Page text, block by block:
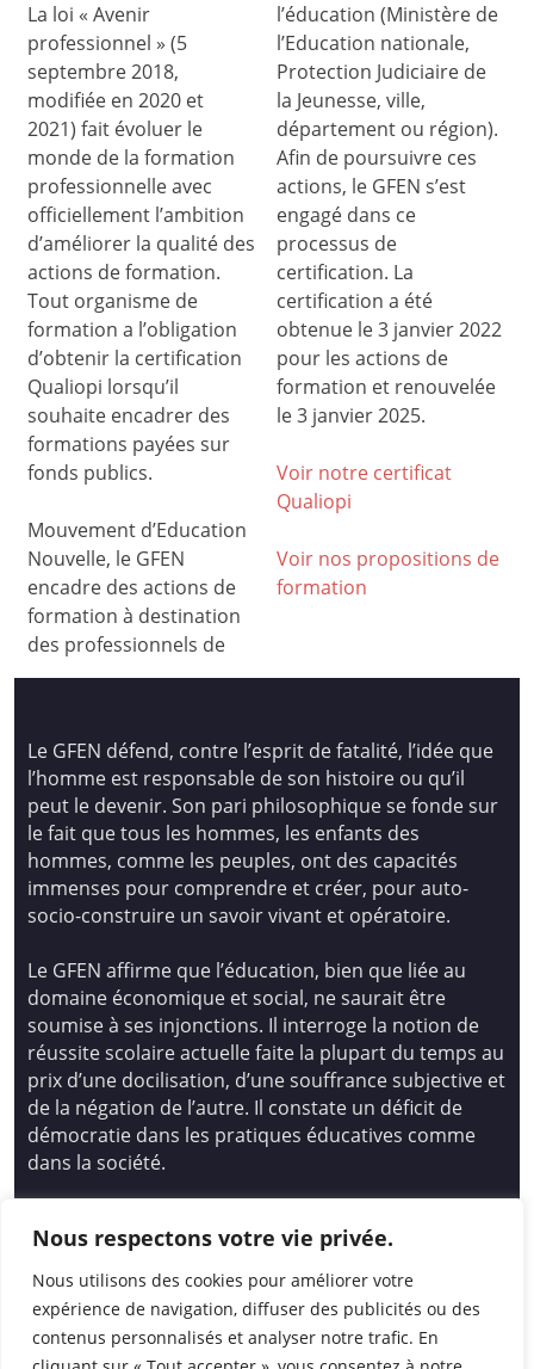
Nous respectons votre vie privée.
Nous utilisons des cookies pour améliorer votre
expérience de navigation, diffuser des publicités ou des
contenus personnalisés et analyser notre trafic. En
La loi « Avenir
professionnel » (5
septembre 2018,
modifiée en 2020 et
2021) fait évoluer le
monde de la formation
professionnelle avec
officiellement l’ambition
d’améliorer la qualité des
actions de formation.
Tout organisme de
formation a l’obligation
d’obtenir la certification
Qualiopi lorsqu’il
souhaite encadrer des
formations payées sur
fonds publics.
Mouvement d’Education
Nouvelle, le GFEN
encadre des actions de
formation à destination
des professionnels de
l’éducation (Ministère de
l’Education nationale,
Protection Judiciaire de
la Jeunesse, ville,
département ou région).
Afin de poursuivre ces
actions, le GFEN s’est
engagé dans ce
processus de
certification. La
certification a été
obtenue le 3 janvier 2022
pour les actions de
formation et renouvelée
le 3 janvier 2025.
Voir notre certificat
Qualiopi
Voir nos propositions de
formation
Le GFEN défend, contre l’esprit de fatalité, l’idée que
l’homme est responsable de son histoire ou qu’il
peut le devenir. Son pari philosophique se fonde sur
le fait que tous les hommes, les enfants des
hommes, comme les peuples, ont des capacités
immenses pour comprendre et créer, pour auto-
socio-construire un savoir vivant et opératoire.
Le GFEN affirme que l’éducation, bien que liée au
domaine économique et social, ne saurait être
soumise à ses injonctions. Il interroge la notion de
réussite scolaire actuelle faite la plupart du temps au
prix d’une docilisation, d’une souffrance subjective et
de la négation de l’autre. Il constate un déficit de
démocratie dans les pratiques éducatives comme
dans la société.
Nouvelle
14 avenue Spinoza 94200 Ivry Sur Seine
01 46 72 53 17 – gfen@gfen.asso.fr